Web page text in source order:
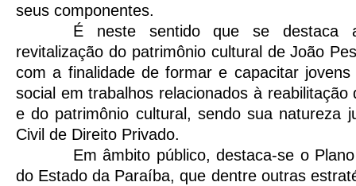
seus componentes.
É neste sentido que se destaca
revitalização do patrimônio cultural de João
com a finalidade de formar e capacitar
social em trabalhos relacionados à reabilitação
e do patrimônio cultural, sendo sua natureza
Civil de Direito Privado.
Em âmbito público, destaca-se o
do Estado da Paraíba, que dentre outras